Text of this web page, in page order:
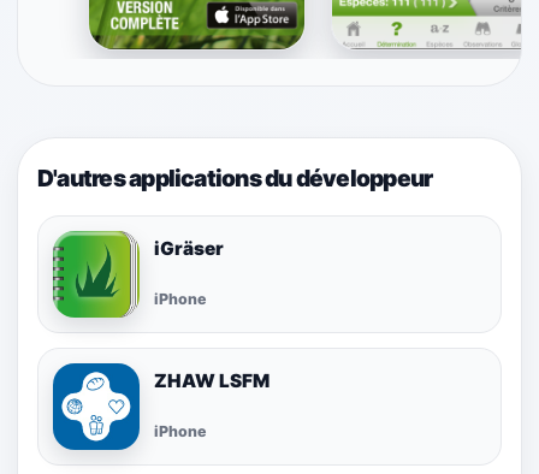
D'autres applications du développeur
iGräser
iPhone
ZHAW LSFM
iPhone